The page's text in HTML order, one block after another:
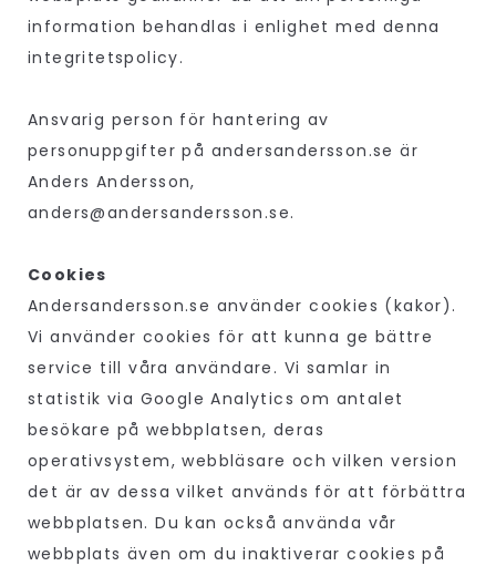
information behandlas i enlighet med denna
integritetspolicy.
Ansvarig person för hantering av
personuppgifter på andersandersson.se är
Anders Andersson,
anders@andersandersson.se.
Cookies
Andersandersson.se använder cookies (kakor).
Vi använder cookies för att kunna ge bättre
service till våra användare. Vi samlar in
statistik via Google Analytics om antalet
besökare på webbplatsen, deras
operativsystem, webbläsare och vilken version
det är av dessa vilket används för att förbättra
webbplatsen. Du kan också använda vår
webbplats även om du inaktiverar cookies på